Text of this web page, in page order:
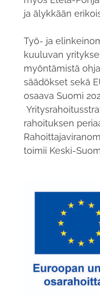
ja älykkään
Työ- ja
kuuluvan
myöntämistä
säädökset sekä
osaava Suomi
rahoituksen
toimii Keski-